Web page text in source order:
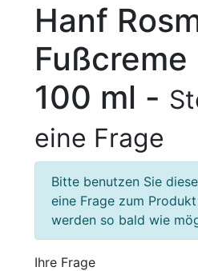
Hanf
Fußcreme
100 ml -
eine Frage
Bitte benutzen Sie
eine Frage zum
werden so bald wie
Ihre Frage